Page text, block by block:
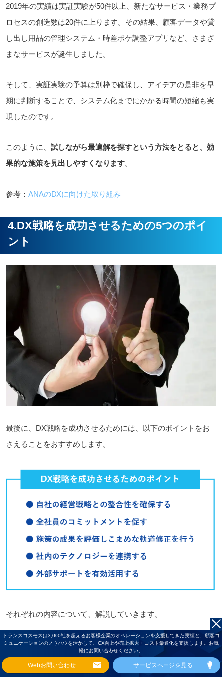
2019年の実績は実証実験が50件以上、新たなサービス・業務プ
ロセスの創造数は20件に上ります。その結果、顧客データや貸
し出し用品の管理システム・時差ボケ調整アプリなど、さまざ
まなサービスが誕生しました。
そして、実証実験の予算は別枠で確保し、アイデアの是非を早
期に判断することで、システム化までにかかる時間の短縮も実
現したのです。
このように、 試しながら最適解を探すという方法をとると、効
果的な施策を見出しやすくなります。
参考： ANAのDXに向けた取り組み
4.DX戦略を成功させるための5つのポイ
ント
最後に、DX戦略を成功させるためには、以下のポイントをお
さえることをおすすめします。
それぞれの内容について、解説していきます。
-1.自社の経営戦略との整合性を確保する
トランスコスモスは3,000社を超えるお客様企業のオペレーションを支援してきた実績と、顧客コ
ミュニケーションのノウハウを活かして、CX向上や売上拡大・コスト最適化を支援します。お気
軽にお問い合わせください。
Webお問い合わせ サービスページを見る